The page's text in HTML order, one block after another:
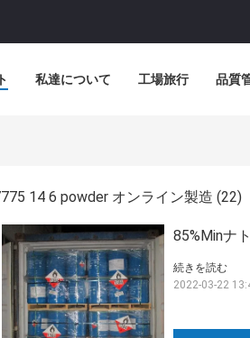
私達について 工場旅行 品質
14 6 powder オンライン製造 (22)
85%Minナ
続きを読む
2022-03-22